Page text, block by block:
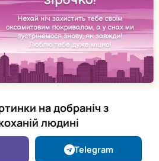
на добраніч з
людині
Telegram